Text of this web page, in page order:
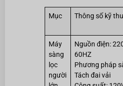
Mục Thông số kỹ
Máy
sàng
lọc
người
Nguồn điện:
60HZ
Phương pháp
Tách đai vải